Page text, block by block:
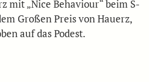
mit „Nice Behaviour“ beim S-
Großen Preis von Hauerz,
auf das Podest.